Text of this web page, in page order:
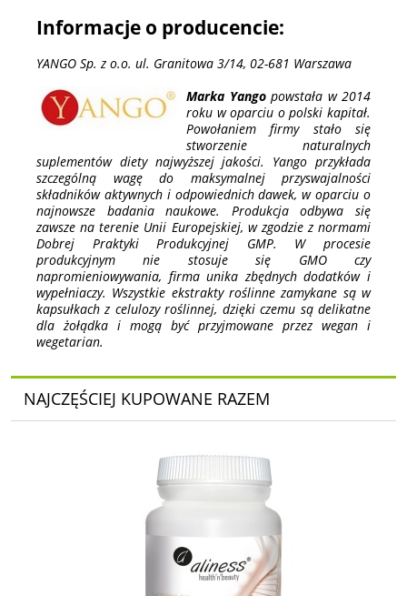
Informacje o producencie:
YANGO Sp. z o.o. ul. Granitowa 3/14, 02-681 Warszawa
Marka Yango powstała w 2014
roku w oparciu o polski kapitał.
Powołaniem firmy stało się
stworzenie naturalnych
suplementów diety najwyższej jakości. Yango przykłada
szczególną wagę do maksymalnej przyswajalności
składników aktywnych i odpowiednich dawek, w oparciu o
najnowsze badania naukowe. Produkcja odbywa się
zawsze na terenie Unii Europejskiej, w zgodzie z normami
Dobrej Praktyki Produkcyjnej GMP. W procesie
produkcyjnym nie stosuje się GMO czy
napromieniowywania, firma unika zbędnych dodatków i
wypełniaczy. Wszystkie ekstrakty roślinne zamykane są w
kapsułkach z celulozy roślinnej, dzięki czemu są delikatne
dla żołądka i mogą być przyjmowane przez wegan i
wegetarian.
NAJCZĘŚCIEJ KUPOWANE RAZEM